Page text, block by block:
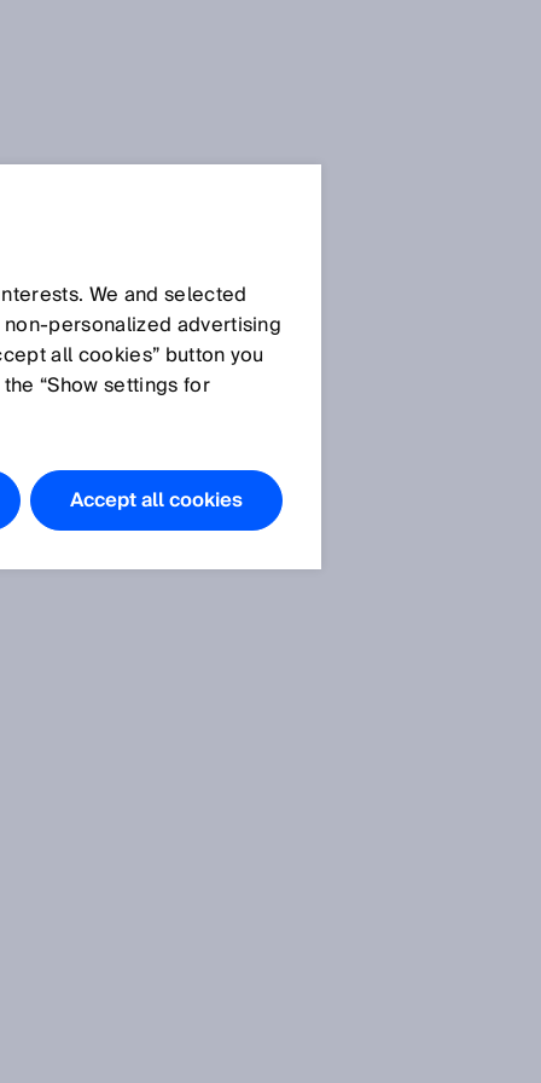
We and selected
advertising
all cookies” button you
“Show settings for
Accept all cookies